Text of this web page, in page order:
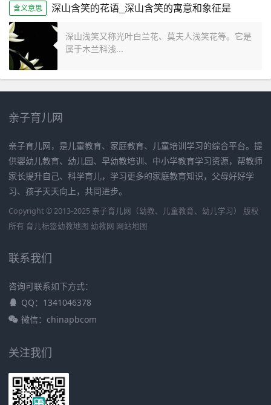
含义意思 深山含笑的花语_深山含笑的寓意和象征是
深山浅笑又称光叶白兰花、莫夫人浅笑花等。它是
属于木兰科浅...
亲子育儿网
亲子育儿网，是儿童教育、家庭教育、儿童培训学习的综合平台。提
供婴幼儿教育、幼儿园、早幼教培训、中小学教育学习资源，帮教师
家长提升自己、科学育儿，学习更多的家庭教育知识，父母好好学
习、孩子天天向上，共同进步。
Copyright © 2013-2025 亲子育儿网（幼教、儿童教育、幼儿学习） 版权
所有 育儿标签幼教地图 幼教网 网站地图
联系我们
咨询可联系如下方式：
QQ：1341046378
微信：chinapbcom
关注我们